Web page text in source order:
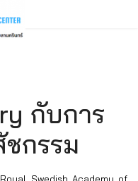
กับการ
กรรม